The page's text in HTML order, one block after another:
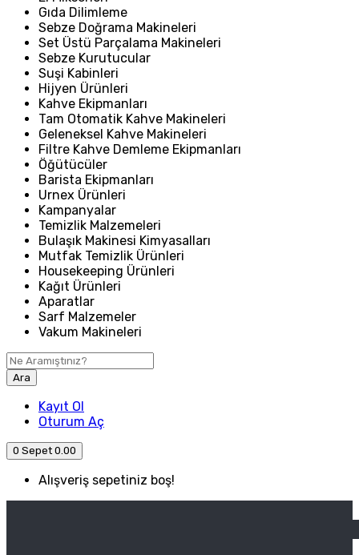
Gıda Dilimleme
Sebze Doğrama Makineleri
Set Üstü Parçalama Makineleri
Sebze Kurutucular
Suşi Kabinleri
Hijyen Ürünleri
Kahve Ekipmanları
Tam Otomatik Kahve Makineleri
Geleneksel Kahve Makineleri
Filtre Kahve Demleme Ekipmanları
Öğütücüler
Barista Ekipmanları
Urnex Ürünleri
Kampanyalar
Temizlik Malzemeleri
Bulaşık Makinesi Kimyasalları
Mutfak Temizlik Ürünleri
Housekeeping Ürünleri
Kağıt Ürünleri
Aparatlar
Sarf Malzemeler
Vakum Makineleri
Ara
Kayıt Ol
Oturum Aç
0 Sepet 0.00
Alışveriş sepetiniz boş!